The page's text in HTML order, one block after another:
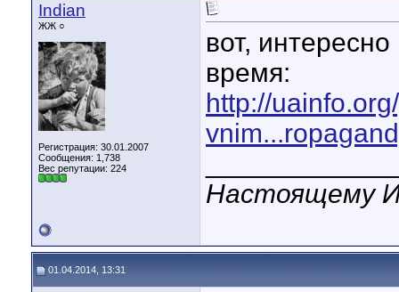
Indian
ЖЖ ○
Регистрация: 30.01.2007
Сообщения: 1,738
Вес репутации: 224
вот,
время:
http://
Настоящему
01.04.2014, 13:31